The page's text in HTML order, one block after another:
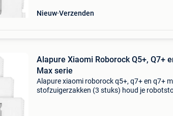
Nieuw Verzenden
Alapure Xiaomi Roborock Q5+, Q7+
Max serie
Alapure xiaomi roborock q5+, q7+ en q7+
stofzuigerzakken (3 stuks) houd je